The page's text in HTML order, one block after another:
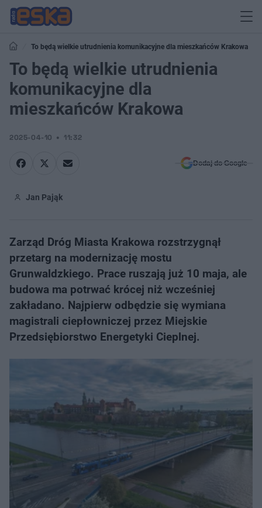
To będą wielkie utrudnienia komunikacyjne dla mieszkańców Krakowa
To będą wielkie utrudnienia
komunikacyjne dla
mieszkańców Krakowa
2025-04-10 11:32
Dodaj do Google
Jan Pająk
Zarząd Dróg Miasta Krakowa rozstrzygnął
przetarg na modernizację mostu
Grunwaldzkiego. Prace ruszają już 10 maja, ale
budowa ma potrwać krócej niż wcześniej
zakładano. Najpierw odbędzie się wymiana
magistrali ciepłowniczej przez Miejskie
Przedsiębiorstwo Energetyki Cieplnej.